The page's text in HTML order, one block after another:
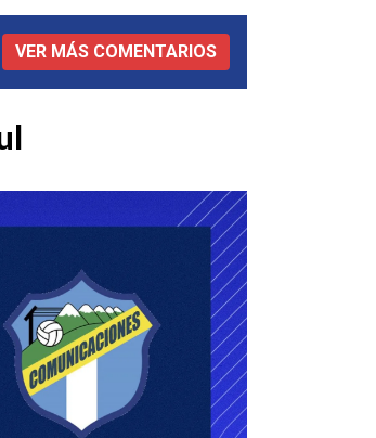
VER MÁS COMENTARIOS